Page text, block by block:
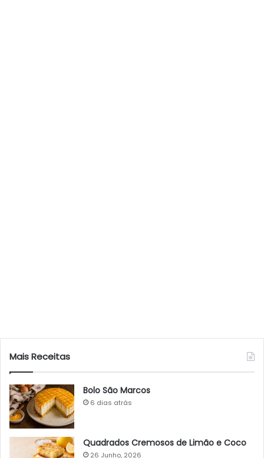
Mais Receitas
Bolo São Marcos
6 dias atrás
Quadrados Cremosos de Limão e Coco
26 Junho, 2026